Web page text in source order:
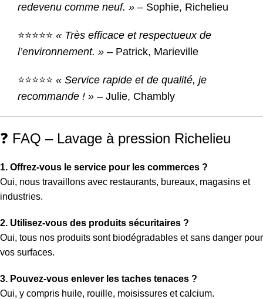
redevenu comme neuf. » – Sophie, Richelieu
⭐⭐⭐⭐⭐ « Très efficace et respectueux de
l’environnement. » – Patrick, Marieville
⭐⭐⭐⭐⭐ « Service rapide et de qualité, je
recommande ! » – Julie, Chambly
❓ FAQ – Lavage à pression Richelieu
1. Offrez-vous le service pour les commerces ?
Oui, nous travaillons avec restaurants, bureaux, magasins et
industries.
2. Utilisez-vous des produits sécuritaires ?
Oui, tous nos produits sont biodégradables et sans danger pour
vos surfaces.
3. Pouvez-vous enlever les taches tenaces ?
Oui, y compris huile, rouille, moisissures et calcium.